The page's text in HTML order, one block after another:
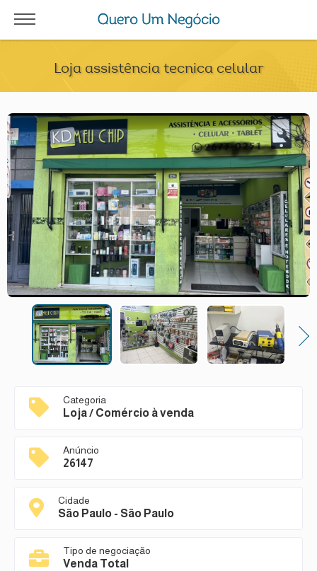
Loja assistência tecnica celular
Next
Categoria
Loja / Comércio à venda
Anúncio
26147
Cidade
São Paulo - São Paulo
Tipo de negociação
Venda Total